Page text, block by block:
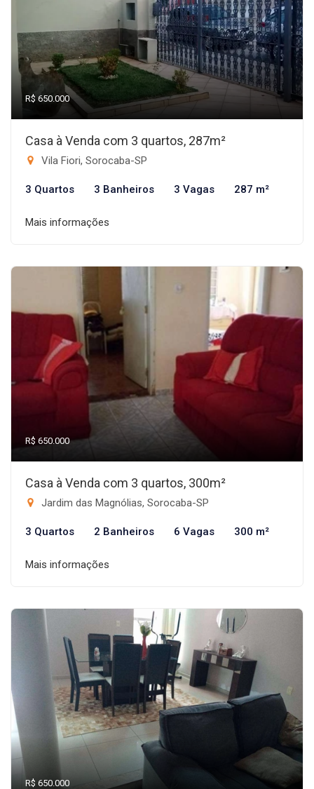
R$ 650.000
Casa à Venda com 3 quartos, 287m²
Vila Fiori, Sorocaba-SP
3 Quartos 3 Banheiros 3 Vagas 287 m²
Mais informações
R$ 650.000
Casa à Venda com 3 quartos, 300m²
Jardim das Magnólias, Sorocaba-SP
3 Quartos 2 Banheiros 6 Vagas 300 m²
Mais informações
R$ 650.000